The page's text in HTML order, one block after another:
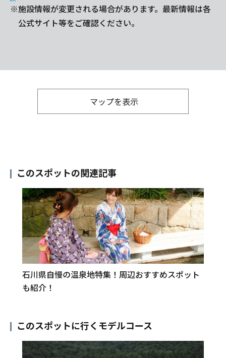
※施設情報が変更される場合があります。最新情報は各
公式サイト等をご確認ください。
マップを表示
このスポットの関連記事
石川県自慢の温泉地特集！周辺おすすめスポット
も紹介！
このスポットに行くモデルコース